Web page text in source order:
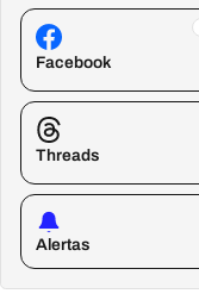
Facebook
Threads
Alertas